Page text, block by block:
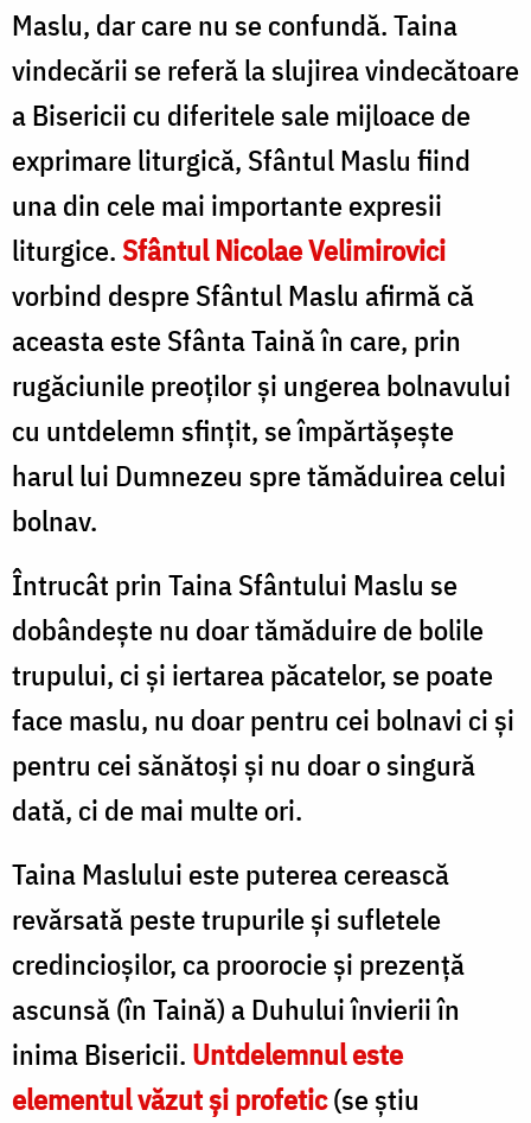
Maslu, dar care nu se confundă. Taina
vindecării se referă la slujirea vindecătoare
a Bisericii cu diferitele sale mijloace de
exprimare liturgică, Sfântul Maslu fiind
una din cele mai importante expresii
liturgice.Sfântul Nicolae Velimirovici
vorbind despre Sfântul Maslu afirmă că
aceasta este Sfânta Taină în care, prin
rugăciunile preoților și ungerea bolnavului
cu untdelemn sfințit, se împărtășește
harul lui Dumnezeu spre tămăduirea celui
bolnav.
Întrucât prin Taina Sfântului Maslu se
dobândește nu doar tămăduire de bolile
trupului, ci și iertarea păcatelor, se poate
face maslu, nu doar pentru cei bolnavi ci și
pentru cei sănătoși și nu doar o singură
dată, ci de mai multe ori.
Taina Maslului este puterea cerească
revărsată peste trupurile şi sufletele
credincioşilor, ca proorocie şi prezenţă
ascunsă (în Taină) a Duhului învierii în
inima Bisericii. Untdelemnul este
elementul văzut şi profetic(se ştiu